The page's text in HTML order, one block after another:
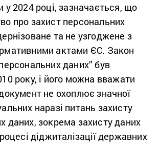
у 2024 році, зазначається, що
про захист персональних
та не узгоджене з
актами ЄС. Закон
даних” був
року, і його можна вважати
не охоплює значної
наразі питань захисту
даних, зокрема захисту даних
діджиталізації державних